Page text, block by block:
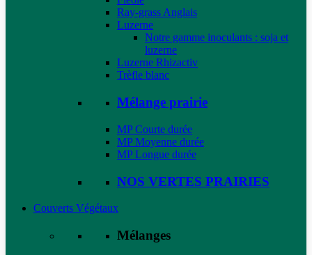
Ray-grass Anglais
Luzerne
Notre gamme inoculants : soja et
luzerne
Luzerne Rhizactiv
Trèfle blanc
Mélange prairie
MP Courte durée
MP Moyenne durée
MP Longue durée
NOS VERTES PRAIRIES
Couverts Végétaux
Mélanges